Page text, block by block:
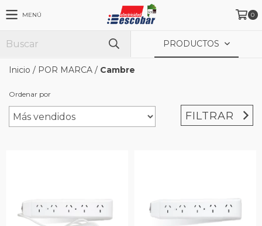
MENÚ 0
PRODUCTOS
Inicio / POR MARCA / Cambre
Ordenar por
FILTRAR